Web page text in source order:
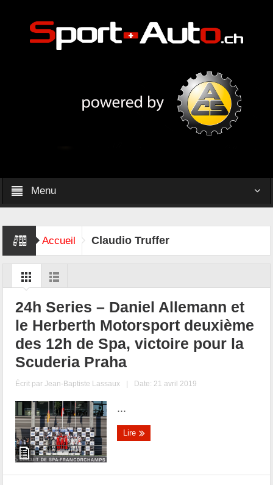
Menu
Accueil Claudio Truffer
24h Series – Daniel Allemann et
le Herberth Motorsport deuxième
des 12h de Spa, victoire pour la
Scuderia Praha
Écrit parJean-Baptiste Lassaux | Date: 21 avril 2019
...
Lire